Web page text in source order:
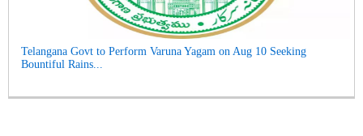
Telangana Govt to Perform Varuna Yagam on Aug 10 Seeking
Bountiful Rains...